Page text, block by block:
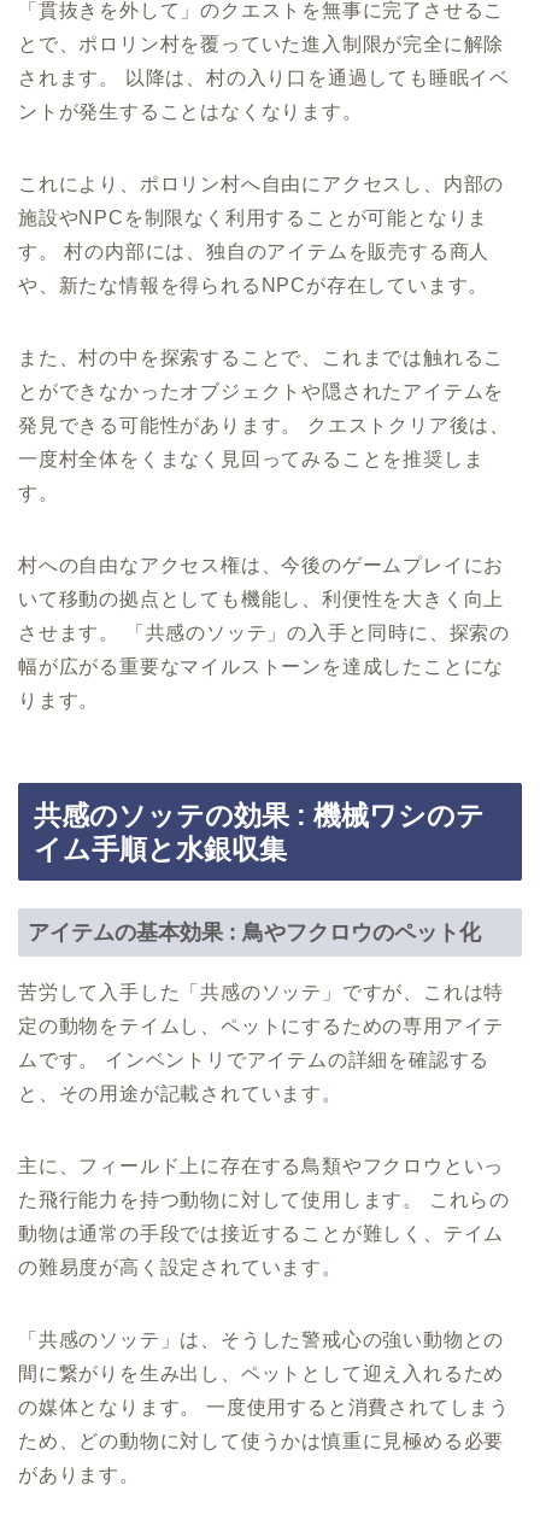
「貫抜きを外して」のクエストを無事に完了させるこ
とで、ポロリン村を覆っていた進入制限が完全に解除
されます。 以降は、村の入り口を通過しても睡眠イベ
ントが発生することはなくなります。
これにより、ポロリン村へ自由にアクセスし、内部の
施設やNPCを制限なく利用することが可能となりま
す。 村の内部には、独自のアイテムを販売する商人
や、新たな情報を得られるNPCが存在しています。
また、村の中を探索することで、これまでは触れるこ
とができなかったオブジェクトや隠されたアイテムを
発見できる可能性があります。 クエストクリア後は、
一度村全体をくまなく見回ってみることを推奨しま
す。
村への自由なアクセス権は、今後のゲームプレイにお
いて移動の拠点としても機能し、利便性を大きく向上
させます。 「共感のソッテ」の入手と同時に、探索の
幅が広がる重要なマイルストーンを達成したことにな
ります。
共感のソッテの効果 : 機械ワシのテ
イム手順と水銀収集
アイテムの基本効果 : 鳥やフクロウのペット化
苦労して入手した「共感のソッテ」ですが、これは特
定の動物をテイムし、ペットにするための専用アイテ
ムです。 インベントリでアイテムの詳細を確認する
と、その用途が記載されています。
主に、フィールド上に存在する鳥類やフクロウといっ
た飛行能力を持つ動物に対して使用します。 これらの
動物は通常の手段では接近することが難しく、テイム
の難易度が高く設定されています。
「共感のソッテ」は、そうした警戒心の強い動物との
間に繋がりを生み出し、ペットとして迎え入れるため
の媒体となります。 一度使用すると消費されてしまう
ため、どの動物に対して使うかは慎重に見極める必要
があります。